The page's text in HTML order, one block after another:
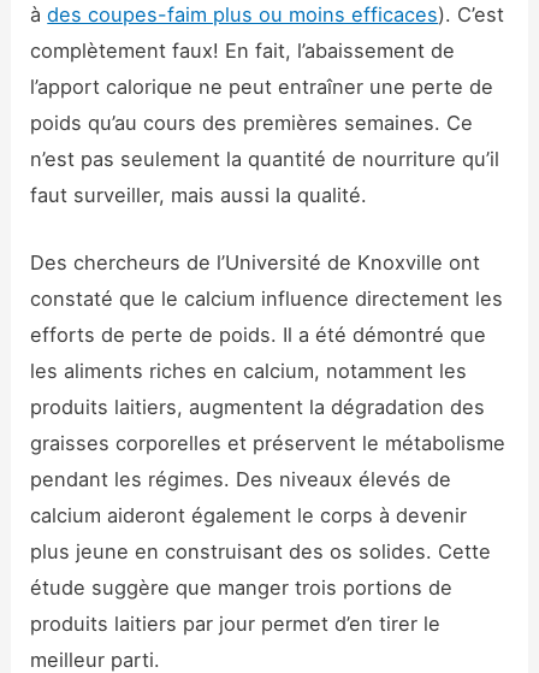
àdes coupes-faim plus ou moins efficaces). C’est
complètement faux! En fait, l’abaissement de
l’apport calorique ne peut entraîner une perte de
poids qu’au cours des premières semaines. Ce
n’est pas seulement la quantité de nourriture qu’il
faut surveiller, mais aussi la qualité.
Des chercheurs de l’Université de Knoxville ont
constaté que le calcium influence directement les
efforts de perte de poids. Il a été démontré que
les aliments riches en calcium, notamment les
produits laitiers, augmentent la dégradation des
graisses corporelles et préservent le métabolisme
pendant les régimes. Des niveaux élevés de
calcium aideront également le corps à devenir
plus jeune en construisant des os solides. Cette
étude suggère que manger trois portions de
produits laitiers par jour permet d’en tirer le
meilleur parti.